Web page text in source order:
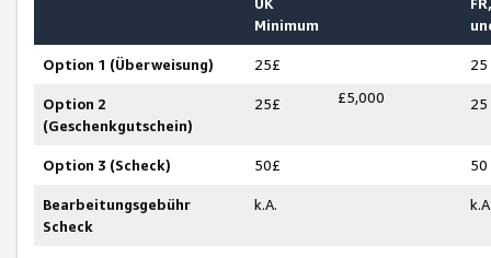
Minimum
Option 1 (Überweisung) 25£ 25
Option 2
(Geschenkgutschein)
25£ £5,000 25
Option 3 (Scheck) 50£ 50
Bearbeitungsgebühr
Scheck
k.A.